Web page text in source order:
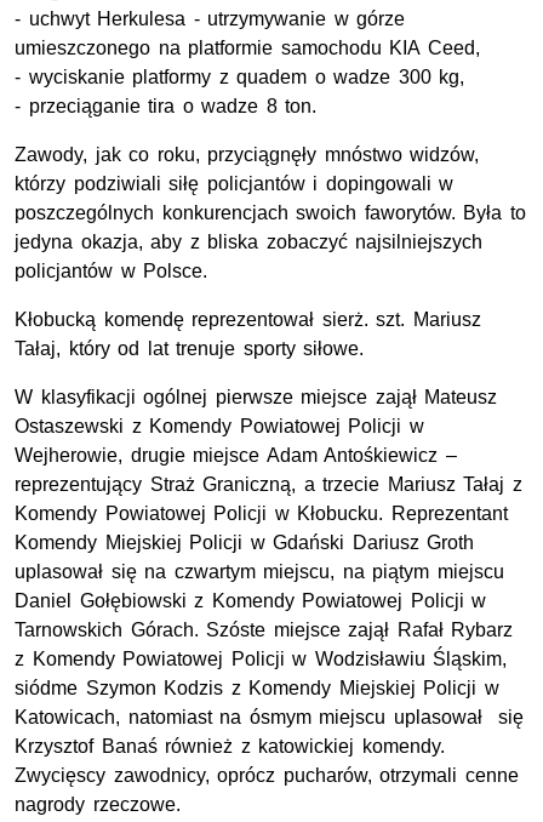
- uchwyt Herkulesa - utrzymywanie w górze
umieszczonego na platformie samochodu KIA Ceed,
- wyciskanie platformy z quadem o wadze 300 kg,
- przeciąganie tira o wadze 8 ton.
Zawody, jak co roku, przyciągnęły mnóstwo widzów,
którzy podziwiali siłę policjantów i dopingowali w
poszczególnych konkurencjach swoich faworytów. Była to
jedyna okazja, aby z bliska zobaczyć najsilniejszych
policjantów w Polsce.
Kłobucką komendę reprezentował sierż. szt. Mariusz
Tałaj, który od lat trenuje sporty siłowe.
W klasyfikacji ogólnej pierwsze miejsce zajął Mateusz
Ostaszewski z Komendy Powiatowej Policji w
Wejherowie, drugie miejsce Adam Antośkiewicz –
reprezentujący Straż Graniczną, a trzecie Mariusz Tałaj z
Komendy Powiatowej Policji w Kłobucku. Reprezentant
Komendy Miejskiej Policji w Gdański Dariusz Groth
uplasował się na czwartym miejscu, na piątym miejscu
Daniel Gołębiowski z Komendy Powiatowej Policji w
Tarnowskich Górach. Szóste miejsce zajął Rafał Rybarz
z Komendy Powiatowej Policji w Wodzisławiu Śląskim,
siódme Szymon Kodzis z Komendy Miejskiej Policji w
Katowicach, natomiast na ósmym miejscu uplasował się
Krzysztof Banaś również z katowickiej komendy.
Zwycięscy zawodnicy, oprócz pucharów, otrzymali cenne
nagrody rzeczowe.